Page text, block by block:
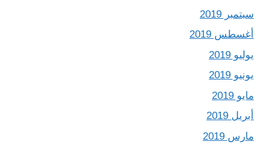
سبتمبر 2019
أغسطس 2019
يوليو 2019
يونيو 2019
مايو 2019
أبريل 2019
مارس 2019